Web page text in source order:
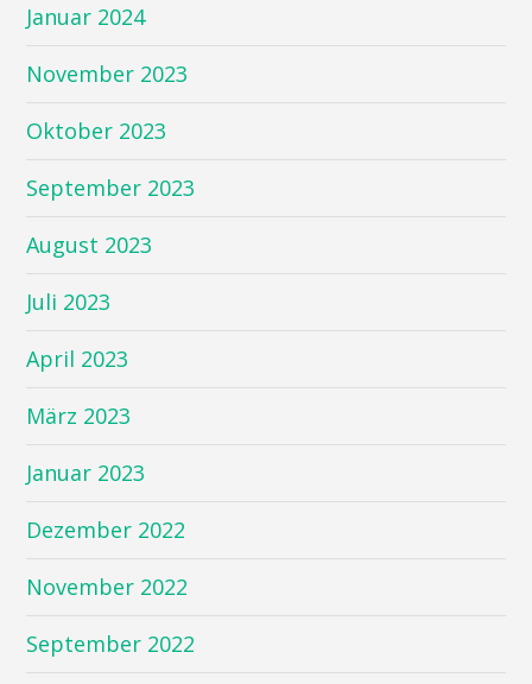
Januar 2024
November 2023
Oktober 2023
September 2023
August 2023
Juli 2023
April 2023
März 2023
Januar 2023
Dezember 2022
November 2022
September 2022